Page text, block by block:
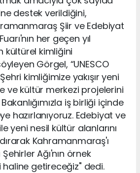
destek verildiğini,
Şiir ve Edebiyat
her geçen yıl
kültürel kimliğini
Görgel, “UNESCO
kimliğimize yakışır yeni
ve kültür merkezi projelerini
iş birliği içinde
hazırlanıyoruz. Edebiyat ve
yeni nesil kültür alanlarını
Kahramanmaraş'ı
Şehirler Ağı'nın örnek
haline getireceğiz" dedi.